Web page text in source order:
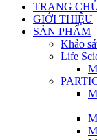
TRANG
GIỚI THIỆU
SẢN PHẨM
Khảo
Life